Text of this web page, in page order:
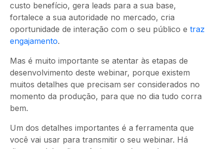
custo benefício, gera leads para a sua base,
fortalece a sua autoridade no mercado, cria
oportunidade de interação com o seu público e traz
engajamento.
Mas é muito importante se atentar às etapas de
desenvolvimento deste webinar, porque existem
muitos detalhes que precisam ser considerados no
momento da produção, para que no dia tudo corra
bem.
Um dos detalhes importantes é a ferramenta que
você vai usar para transmitir o seu webinar. Há